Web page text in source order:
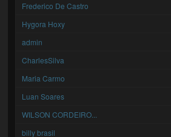
Frederico De Castro
Hygora Hoxy
admin
CharlesSilva
Maria Carmo
Luan Soares
WILSON CORDEIRO...
billy brasil